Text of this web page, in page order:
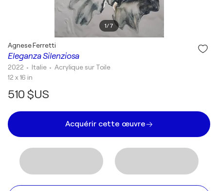
1/7
Eleganza Silenziosa
Agnese Ferretti
2022 • Italie •Acrylique sur Toile
12 x 16 in
510 $US
Acquérir cette œuvre